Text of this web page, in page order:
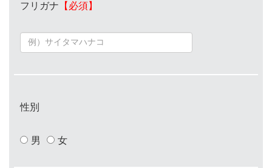
フリガナ 【必須】
性別
男 女